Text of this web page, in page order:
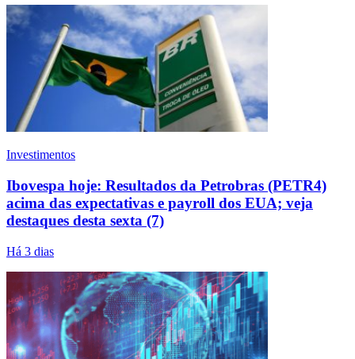
Investimentos
Ibovespa hoje: Resultados da Petrobras (PETR4)
acima das expectativas e payroll dos EUA; veja
destaques desta sexta (7)
Há 3 dias